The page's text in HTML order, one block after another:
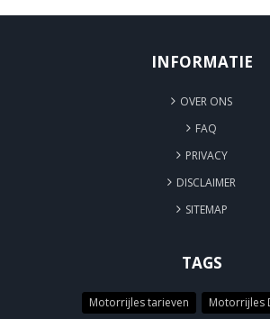
INFORMATIE
OVER ONS
FAQ
PRIVACY
DISCLAIMER
SITEMAP
TAGS
Motorrijles tarieven
Motorrijles